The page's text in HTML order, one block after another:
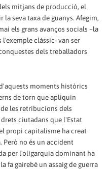
mitjans de producció, el
seva taxa de guanys. Afegim,
els grans avanços socials –la
clàssic- van ser
dels treballadors
moments històrics
de torn que apliquin
les retribucions dels
ciutadans que l'Estat
propi capitalisme ha creat
Però no és un accident
per l'oligarquia dominant ha
fa gairebé un assaig de guerra